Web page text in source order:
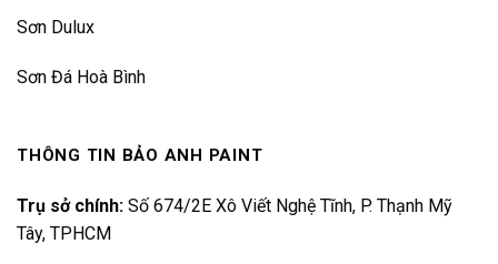
Sơn Dulux
Sơn Đá Hoà Bình
THÔNG TIN BẢO ANH PAINT
Trụ sở chính: Số 674/2E Xô Viết Nghệ Tĩnh, P. Thạnh Mỹ
Tây, TPHCM